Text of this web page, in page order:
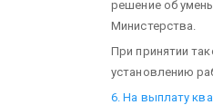
решение об
Министерства.
При принятии
установлению
6. На выплату